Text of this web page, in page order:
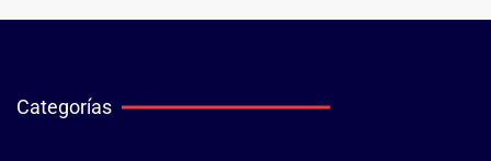
Categorías